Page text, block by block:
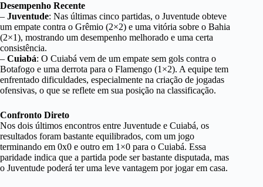
Desempenho Recente
– Juventude: Nas últimas cinco partidas, o Juventude obteve
um empate contra o Grêmio (2×2) e uma vitória sobre o Bahia
(2×1), mostrando um desempenho melhorado e uma certa
consistência.
– Cuiabá: O Cuiabá vem de um empate sem gols contra o
Botafogo e uma derrota para o Flamengo (1×2). A equipe tem
enfrentado dificuldades, especialmente na criação de jogadas
ofensivas, o que se reflete em sua posição na classificação.
Confronto Direto
Nos dois últimos encontros entre Juventude e Cuiabá, os
resultados foram bastante equilibrados, com um jogo
terminando em 0x0 e outro em 1×0 para o Cuiabá. Essa
paridade indica que a partida pode ser bastante disputada, mas
o Juventude poderá ter uma leve vantagem por jogar em casa.